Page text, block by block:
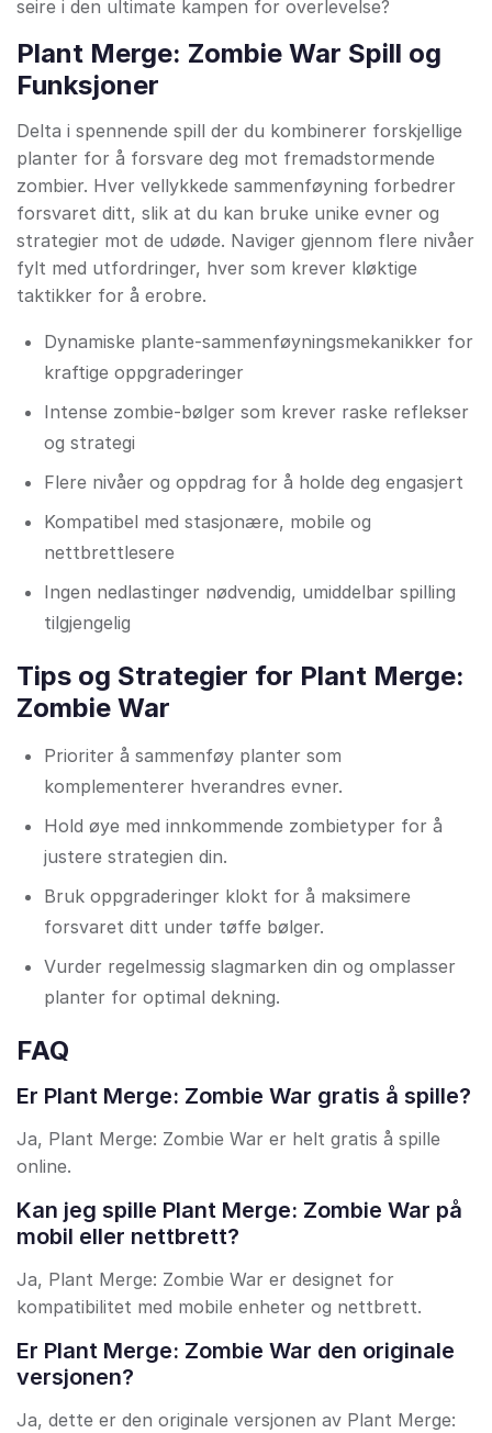
seire i den ultimate kampen for overlevelse?
Plant Merge: Zombie War Spill og
Funksjoner
Delta i spennende spill der du kombinerer forskjellige
planter for å forsvare deg mot fremadstormende
zombier. Hver vellykkede sammenføyning forbedrer
forsvaret ditt, slik at du kan bruke unike evner og
strategier mot de udøde. Naviger gjennom flere nivåer
fylt med utfordringer, hver som krever kløktige
taktikker for å erobre.
Dynamiske plante-sammenføyningsmekanikker for
kraftige oppgraderinger
Intense zombie-bølger som krever raske reflekser
og strategi
Flere nivåer og oppdrag for å holde deg engasjert
Kompatibel med stasjonære, mobile og
nettbrettlesere
Ingen nedlastinger nødvendig, umiddelbar spilling
tilgjengelig
Tips og Strategier for Plant Merge:
Zombie War
Prioriter å sammenføy planter som
komplementerer hverandres evner.
Hold øye med innkommende zombietyper for å
justere strategien din.
Bruk oppgraderinger klokt for å maksimere
forsvaret ditt under tøffe bølger.
Vurder regelmessig slagmarken din og omplasser
planter for optimal dekning.
FAQ
Er Plant Merge: Zombie War gratis å spille?
Ja, Plant Merge: Zombie War er helt gratis å spille
online.
Kan jeg spille Plant Merge: Zombie War på
mobil eller nettbrett?
Ja, Plant Merge: Zombie War er designet for
kompatibilitet med mobile enheter og nettbrett.
Er Plant Merge: Zombie War den originale
versjonen?
Ja, dette er den originale versjonen av Plant Merge: